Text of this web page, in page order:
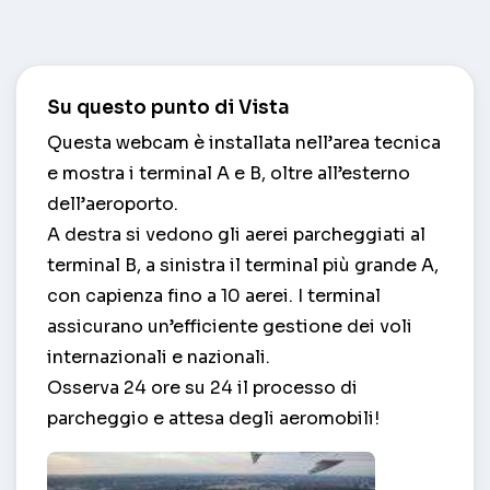
Su questo punto di Vista
Questa webcam è installata nell’area tecnica
e mostra i terminal A e B, oltre all’esterno
dell’aeroporto.
A destra si vedono gli aerei parcheggiati al
terminal B, a sinistra il terminal più grande A,
con capienza fino a 10 aerei. I terminal
assicurano un’efficiente gestione dei voli
internazionali e nazionali.
Osserva 24 ore su 24 il processo di
parcheggio e attesa degli aeromobili!